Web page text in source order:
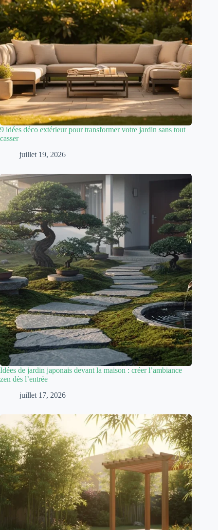
9 idées déco extérieur pour transformer votre jardin sans tout
casser
juillet 19, 2026
Idées de jardin japonais devant la maison : créer l’ambiance
zen dès l’entrée
juillet 17, 2026